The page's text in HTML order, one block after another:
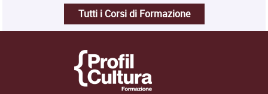
Tutti i Corsi di Formazione